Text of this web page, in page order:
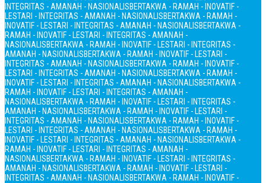
INTEGRITAS - AMANAH - NASIONALISBERTAKWA - RAMAH - INOVATIF -
LESTARI - INTEGRITAS - AMANAH - NASIONALISBERTAKWA - RAMAH -
INOVATIF - LESTARI - INTEGRITAS - AMANAH - NASIONALISBERTAKWA -
RAMAH - INOVATIF - LESTARI - INTEGRITAS - AMANAH -
NASIONALISBERTAKWA - RAMAH - INOVATIF - LESTARI - INTEGRITAS -
AMANAH - NASIONALISBERTAKWA - RAMAH - INOVATIF - LESTARI -
INTEGRITAS - AMANAH - NASIONALISBERTAKWA - RAMAH - INOVATIF -
LESTARI - INTEGRITAS - AMANAH - NASIONALISBERTAKWA - RAMAH -
INOVATIF - LESTARI - INTEGRITAS - AMANAH - NASIONALISBERTAKWA -
RAMAH - INOVATIF - LESTARI - INTEGRITAS - AMANAH -
NASIONALISBERTAKWA - RAMAH - INOVATIF - LESTARI - INTEGRITAS -
AMANAH - NASIONALISBERTAKWA - RAMAH - INOVATIF - LESTARI -
INTEGRITAS - AMANAH - NASIONALISBERTAKWA - RAMAH - INOVATIF -
LESTARI - INTEGRITAS - AMANAH - NASIONALISBERTAKWA - RAMAH -
INOVATIF - LESTARI - INTEGRITAS - AMANAH - NASIONALISBERTAKWA -
RAMAH - INOVATIF - LESTARI - INTEGRITAS - AMANAH -
NASIONALISBERTAKWA - RAMAH - INOVATIF - LESTARI - INTEGRITAS -
AMANAH - NASIONALISBERTAKWA - RAMAH - INOVATIF - LESTARI -
INTEGRITAS - AMANAH - NASIONALISBERTAKWA - RAMAH - INOVATIF -